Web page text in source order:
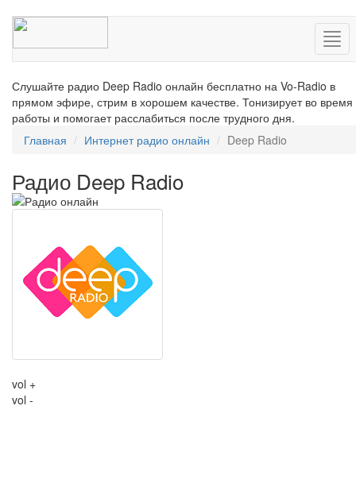
Слушайте радио Deep Radio онлайн бесплатно на Vo-Radio в
прямом эфире, стрим в хорошем качестве. Тонизирует во время
работы и помогает расслабиться после трудного дня.
Главная
Интернет радио онлайн Deep Radio
Радио Deep Radio
vol +
vol -